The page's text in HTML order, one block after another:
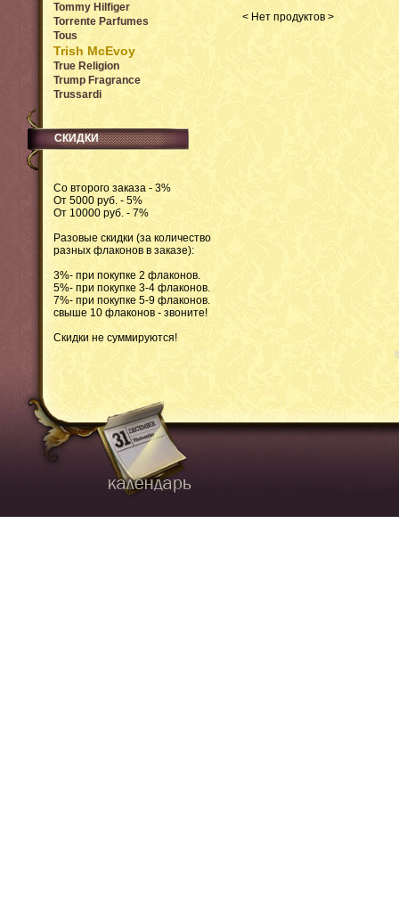
< Нет продуктов >
Tommy Hilfiger
Torrente Parfumes
Tous
Trish McEvoy
True Religion
Trump Fragrance
Trussardi
СКИДКИ
Со второго заказа - 3%
От 5000 руб. - 5%
От 10000 руб. - 7%
Разовые скидки (за количество
разных флаконов в заказе):
3%- при покупке 2 флаконов.
5%- при покупке 3-4 флаконов.
7%- при покупке 5-9 флаконов.
свыше 10 флаконов - звоните!
Скидки не суммируются!